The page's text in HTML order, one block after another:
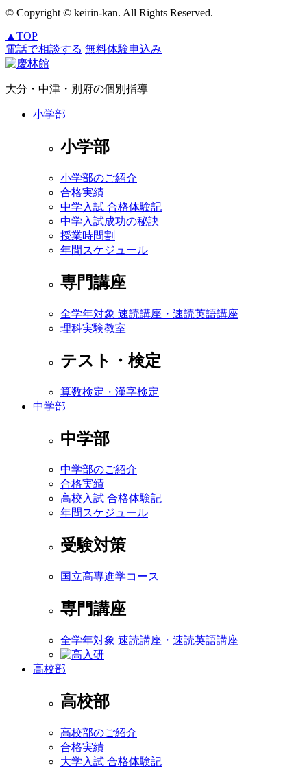
© Copyright © keirin-kan. All Rights Reserved.
▲ TOP
電話で相談する 無料体験申込み
大分・中津・別府の個別指導
小学部
小学部
小学部のご紹介
合格実績
中学入試 合格体験記
中学入試成功の秘訣
授業時間割
年間スケジュール
専門講座
全学年対象 速読講座・速読英語講座
理科実験教室
テスト・検定
算数検定・漢字検定
中学部
中学部
中学部のご紹介
合格実績
高校入試 合格体験記
年間スケジュール
受験対策
国立高専進学コース
専門講座
全学年対象 速読講座・速読英語講座
高校部
高校部
高校部のご紹介
合格実績
大学入試 合格体験記